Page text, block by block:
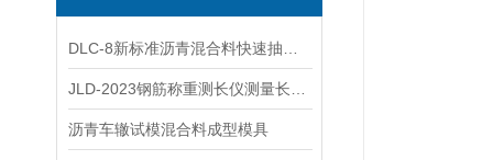
沥青车辙试模混合料成型模具